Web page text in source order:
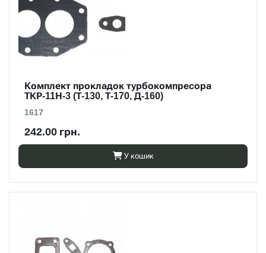
Комплект прокладок турбокомпресора
ТКР-11Н-3 (Т-130, Т-170, Д-160)
1617
242.00 грн.
У кошик